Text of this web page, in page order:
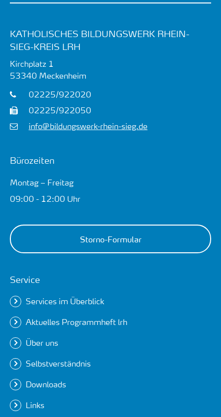
KATHOLISCHES BILDUNGSWERK RHEIN-
SIEG-KREIS LRH
Kirchplatz 1
53340 Meckenheim
02225/922020
02225/922050
info@bildungswerk-rhein-sieg.de
Bürozeiten
Montag – Freitag
09:00 - 12:00 Uhr
Storno-Formular
Service
Services im Überblick
Aktuelles Programmheft lrh
Über uns
Selbstverständnis
Downloads
Links